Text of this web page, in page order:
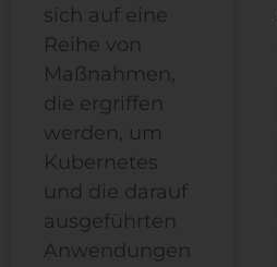
sich auf eine
Reihe von
Maßnahmen,
die ergriffen
werden, um
Kubernetes
und die darauf
ausgeführten
Anwendungen